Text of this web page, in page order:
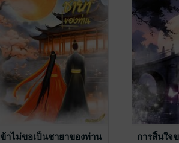
ข้าไม่ขอเป็นชายาของท่าน
การสิ้นใจ